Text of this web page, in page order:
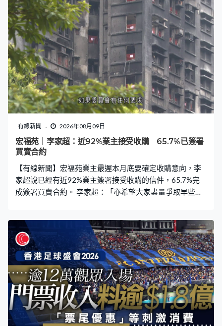
狗進入，亦遭到檢控。 署方總結實施一個月運作暢順，食
肆及食客都逐漸適應新安排。
有線新聞 2026年08月09日
宏福苑｜李家超：近92%業主接受收購 65.7%已簽署
買賣合約
【有線新聞】宏福苑業主最遲本月底要確定收購意向，李
家超說已經有近92%業主簽署接受收購的信件，65.7%完
成簽署買賣合約。 李家超：「亦希望大家盡量爭取早些完
決定，但我們一定是穩妥、符合香港法律去推行整件
事。」 被問到政府拒絕公開宏福苑的驗樓報告，李家超說
房屋局已經交代了，他交由局方跟進。對於獨立委員會據
報在10月才提交報告，他說不會低估委員會的工作壓力，
如果委員會有任何要求，會全力支持和配合。」